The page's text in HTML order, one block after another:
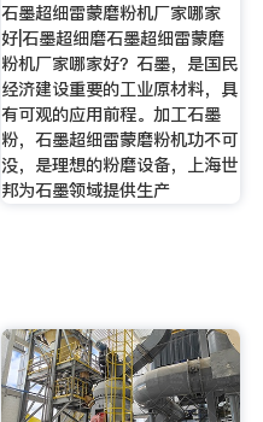
石墨超细雷蒙磨粉机厂家哪家
好|石墨超细磨石墨超细雷蒙磨
粉机厂家哪家好？石墨，是国民
经济建设重要的工业原材料，具
有可观的应用前程。加工石墨
粉，石墨超细雷蒙磨粉机功不可
没，是理想的粉磨设备，上海世
邦为石墨领域提供生产